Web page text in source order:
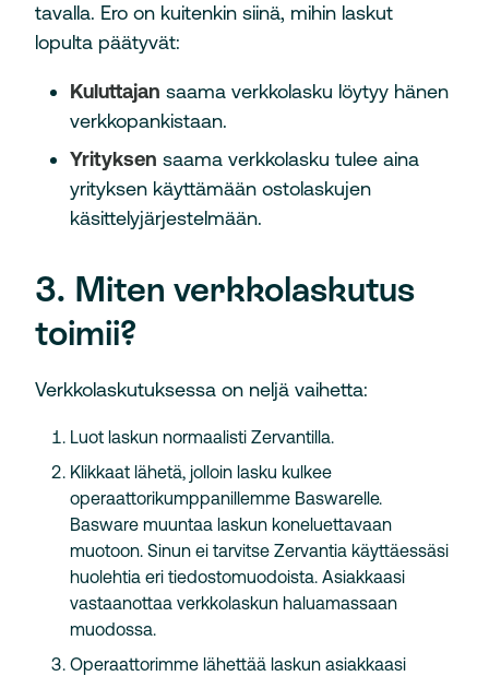
tavalla. Ero on kuitenkin siinä, mihin laskut
lopulta päätyvät:
Kuluttajan saama verkkolasku löytyy hänen
verkkopankistaan.
Yrityksen saama verkkolasku tulee aina
yrityksen käyttämään ostolaskujen
käsittelyjärjestelmään.
3. Miten verkkolaskutus
toimii?
Verkkolaskutuksessa on neljä vaihetta:
Luot laskun normaalisti Zervantilla.
Klikkaat lähetä, jolloin lasku kulkee
operaattorikumppanillemme Baswarelle.
Basware muuntaa laskun koneluettavaan
muotoon. Sinun ei tarvitse Zervantia käyttäessäsi
huolehtia eri tiedostomuodoista. Asiakkaasi
vastaanottaa verkkolaskun haluamassaan
muodossa.
Operaattorimme lähettää laskun asiakkaasi